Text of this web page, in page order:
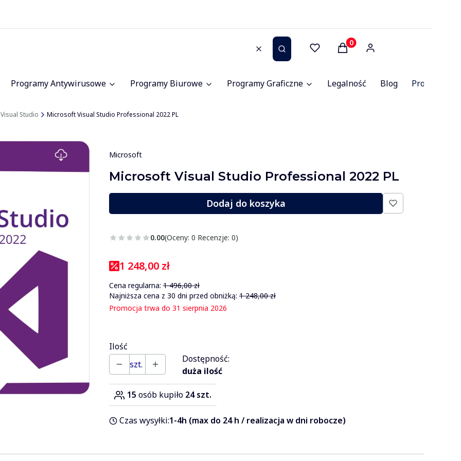
WyczyśćSzukaj Produkty w koszyku: 0.
Programy Antywirusowe Programy Biurowe Programy Graficzne Legalność Blog Promocje
Studio Microsoft Visual Studio Professional 2022 PL
Microsoft
Microsoft Visual Studio Professional 2022 PL
Dodaj do koszyka
0.00(Oceny: 0 Recenzje: 0)
1 248,00 zł
Cena regularna: 1 496,00 zł
Najniższa cena z 30 dni przed obniżką: 1 248,00 zł
Promocja trwa do 31 sierpnia 2026
Ilość
szt.
Dostępność:
duża ilość
15 osób kupiło 24 szt.
Czas wysyłki:1-4h (max do 24 h / realizacja w dni robocze)